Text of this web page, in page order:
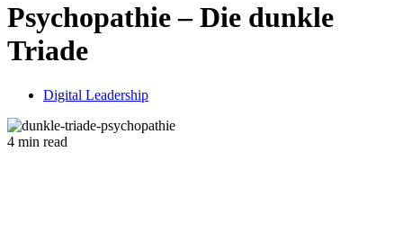
Psychopathie – Die dunkle
Triade
Digital Leadership
4 min read